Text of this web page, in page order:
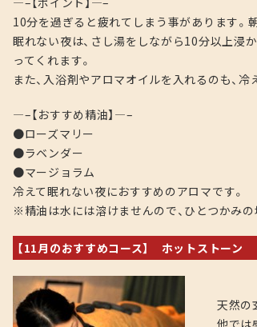
10分を過ぎると疲れてしまう事があります。
眠れない夜は、さし湯をしながら10分以上浸
ってくれます。
また、入浴剤やアロマオイルを入れるのも、
—–【おすすめ精油】—–
●ローズマリー
●ラベンダー
●マージョラム
冷えて眠れない夜におすすめのアロマです。
※精油は水には溶けませんので、ひとつかみ
【11月のおすすめコース】 ホットストーン
天然の
他では